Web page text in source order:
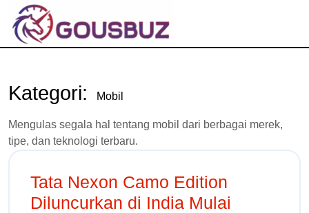
Kategori: Mobil
Mengulas segala hal tentang mobil dari berbagai merek,
tipe, dan teknologi terbaru.
Tata Nexon Camo Edition
Diluncurkan di India Mulai